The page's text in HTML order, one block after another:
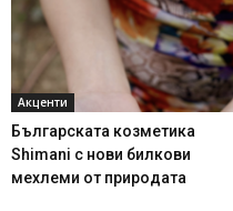
Акценти
Българската козметика
Shimani с нови билкови
мехлеми от природата